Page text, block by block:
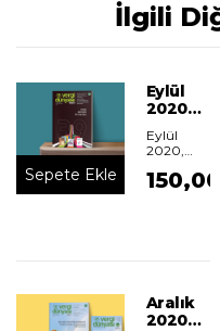
İlgili
Sepete Ekle
Eylül
2020
Dünyası
Dergisi
Eylül
2020,
150,00
Aralık
2020